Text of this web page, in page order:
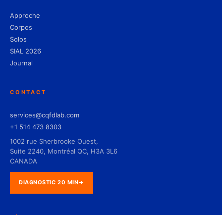
Approche
Corpos
Solos
SIAL 2026
Journal
CONTACT
services@cqfdlab.com
+1 514 473 8303
1002 rue Sherbrooke Ouest,
Suite 2240, Montréal QC, H3A 3L6
CANADA
DIAGNOSTIC 20 MIN→